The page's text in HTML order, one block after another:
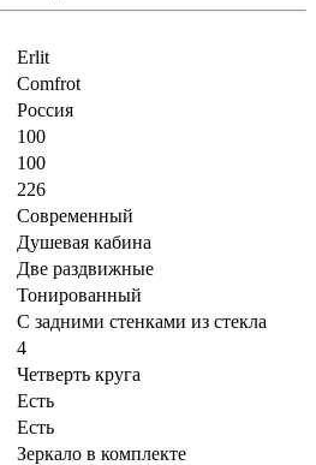
Erlit
Comfrot
Россия
100
100
226
Современный
Душевая кабина
Две раздвижные
Тонированный
С задними стенками из стекла
4
Четверть круга
Есть
Есть
Зеркало в комплекте